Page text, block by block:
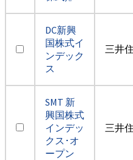
DC新興
国株式イ
ンデック
ス
三井
SMT 新
興国株式
インデッ
クス･オ
ープン
三井